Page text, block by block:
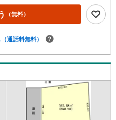
（無料）
（通話料無料）